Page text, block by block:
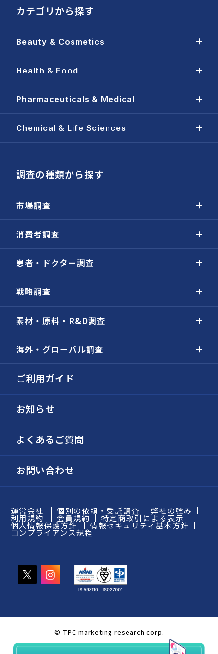
カテゴリから探す
Beauty & Cosmetics
Health & Food
Pharmaceuticals & Medical
Chemical & Life Sciences
調査の種類から探す
市場調査
消費者調査
患者・ドクター調査
戦略調査
素材・原料・R&D調査
海外・グローバル調査
ご利用ガイド
お知らせ
よくあるご質問
お問い合わせ
運営会社 個別の依頼・受託調査 弊社の強み
利用規約 会員規約 特定商取引による表示
個人情報保護方針 情報セキュリティ基本方針
コンプライアンス規程
© TPC marketing research corp.